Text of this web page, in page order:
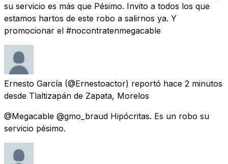
su servicio es más que Pésimo. Invito a todos los que
estamos hartos de este robo a salirnos ya. Y
promocionar el #nocontratenmegacable
Ernesto García (@Ernestoactor) reportó hace 2 minutos
desde Tlaltizapán de Zapata, Morelos
@Megacable @gmo_braud Hipócritas. Es un robo su
servicio pésimo.